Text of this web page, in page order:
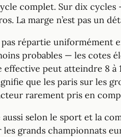
complet. Sur dix
La marge n’est pas un
pas répartie
probables — les cotes
effective peut atteindre 8 à
que les paris sur les
rarement pris en
aussi selon le sport et la
les grands championnats